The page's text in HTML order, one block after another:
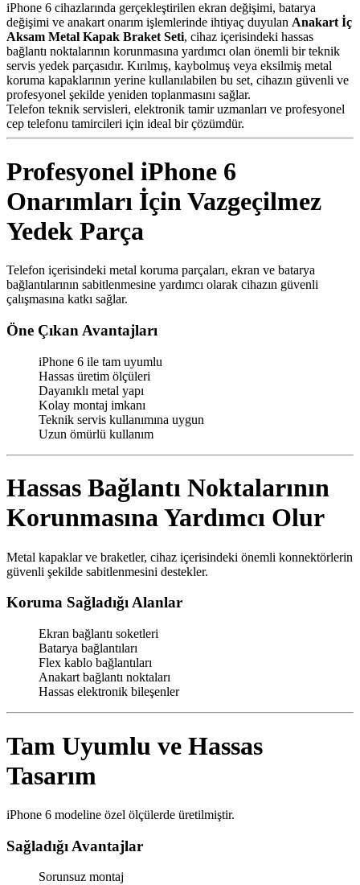
iPhone 6 cihazlarında gerçekleştirilen ekran değişimi, batarya
değişimi ve anakart onarım işlemlerinde ihtiyaç duyulan Anakart İç
Aksam Metal Kapak Braket Seti, cihaz içerisindeki hassas
bağlantı noktalarının korunmasına yardımcı olan önemli bir teknik
servis yedek parçasıdır. Kırılmış, kaybolmuş veya eksilmiş metal
koruma kapaklarının yerine kullanılabilen bu set, cihazın güvenli ve
profesyonel şekilde yeniden toplanmasını sağlar.
Telefon teknik servisleri, elektronik tamir uzmanları ve profesyonel
cep telefonu tamircileri için ideal bir çözümdür.
Profesyonel iPhone 6
Onarımları İçin Vazgeçilmez
Yedek Parça
Telefon içerisindeki metal koruma parçaları, ekran ve batarya
bağlantılarının sabitlenmesine yardımcı olarak cihazın güvenli
çalışmasına katkı sağlar.
Öne Çıkan Avantajları
iPhone 6 ile tam uyumlu
Hassas üretim ölçüleri
Dayanıklı metal yapı
Kolay montaj imkanı
Teknik servis kullanımına uygun
Uzun ömürlü kullanım
Hassas Bağlantı Noktalarının
Korunmasına Yardımcı Olur
Metal kapaklar ve braketler, cihaz içerisindeki önemli konnektörlerin
güvenli şekilde sabitlenmesini destekler.
Koruma Sağladığı Alanlar
Ekran bağlantı soketleri
Batarya bağlantıları
Flex kablo bağlantıları
Anakart bağlantı noktaları
Hassas elektronik bileşenler
Tam Uyumlu ve Hassas
Tasarım
iPhone 6 modeline özel ölçülerde üretilmiştir.
Sağladığı Avantajlar
Sorunsuz montaj